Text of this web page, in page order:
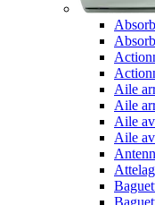
Aile
Aile
Aile
Aile